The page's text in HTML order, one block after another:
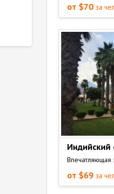
от $70 за
Индийский
Впечатляющая
от $69 за